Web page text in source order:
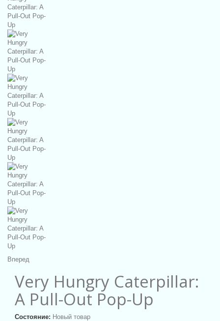
Вперед
Very Hungry Caterpillar:
A Pull-Out Pop-Up
Состояние: Новый товар